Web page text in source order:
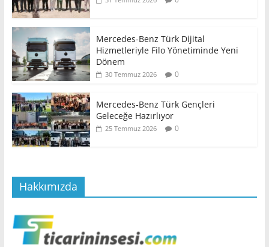
Mercedes-Benz Türk Dijital
Hizmetleriyle Filo Yönetiminde Yeni
Dönem
30 Temmuz 2026 0
Mercedes-Benz Türk Gençleri
Geleceğe Hazırlıyor
25 Temmuz 2026 0
Hakkımızda